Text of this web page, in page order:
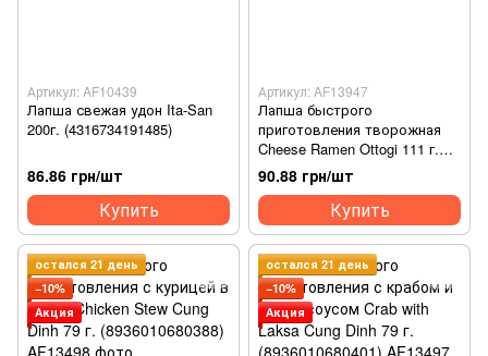
Артикул: AF10439
Лапша свежая удон Ita-San
200г. (4316734191485)
86.86 грн/шт
Купить
Артикул: AF13947
Лапша быстрого
приготовления творожная
Cheese Ramen Ottogi 111 г.
(8801045524672)
90.88 грн/шт
Купить
остался 21 день
−10%
Акция
остался 21 день
−10%
Акция